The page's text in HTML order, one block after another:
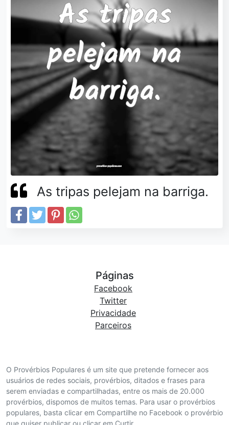
As tripas pelejam na barriga.
O Provérbios Populares é um site que pretende fornecer aos
usuários de redes sociais, provérbios, ditados e frases para
serem enviadas e compartilhadas, entre os mais de 20.000
provérbios, dispomos de muitos temas. Para usar o provérbios
populares, basta clicar em Compartilhe no Facebook o provérbio
que quiser publicar ou clicar em Curtir.
Páginas
Facebook
Twitter
Privacidade
Parceiros